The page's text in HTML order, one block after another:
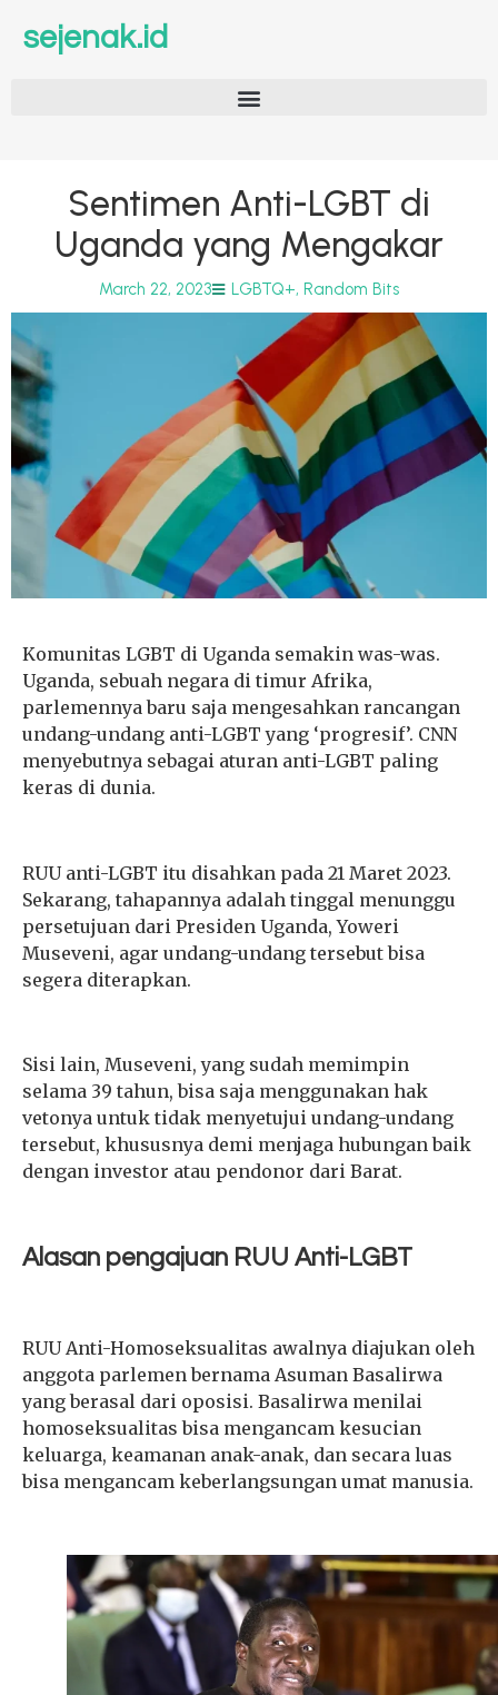
sejenak.id
Sentimen Anti-LGBT di
Uganda yang Mengakar
March 22, 2023 LGBTQ+, Random Bits
Komunitas LGBT di Uganda semakin was-was.
Uganda, sebuah negara di timur Afrika,
parlemennya baru saja mengesahkan rancangan
undang-undang anti-LGBT yang ‘progresif’. CNN
menyebutnya sebagai aturan anti-LGBT paling
keras di dunia.
RUU anti-LGBT itu disahkan pada 21 Maret 2023.
Sekarang, tahapannya adalah tinggal menunggu
persetujuan dari Presiden Uganda, Yoweri
Museveni, agar undang-undang tersebut bisa
segera diterapkan.
Sisi lain, Museveni, yang sudah memimpin
selama 39 tahun, bisa saja menggunakan hak
vetonya untuk tidak menyetujui undang-undang
tersebut, khususnya demi menjaga hubungan baik
dengan investor atau pendonor dari Barat.
Alasan pengajuan RUU Anti-LGBT
RUU Anti-Homoseksualitas awalnya diajukan oleh
anggota parlemen bernama Asuman Basalirwa
yang berasal dari oposisi. Basalirwa menilai
homoseksualitas bisa mengancam kesucian
keluarga, keamanan anak-anak, dan secara luas
bisa mengancam keberlangsungan umat manusia.